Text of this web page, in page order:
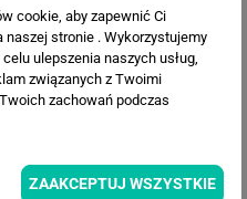
cookie, aby zapewnić Ci
stronie . Wykorzystujemy
ulepszenia naszych usług,
związanych z Twoimi
zachowań podczas
ZAAKCEPTUJ WSZYSTKIE